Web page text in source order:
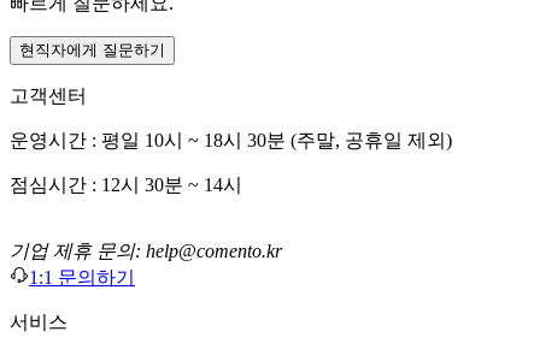
현직자에게 질문하기
고객센터
운영시간 : 평일 10시 ~ 18시 30분 (주말, 공휴일 제외)
점심시간 : 12시 30분 ~ 14시
기업 제휴 문의: help@comento.kr
1:1 문의하기
서비스